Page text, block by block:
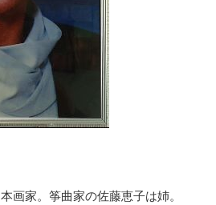
画家。筝曲家の佐藤恵子は姉。